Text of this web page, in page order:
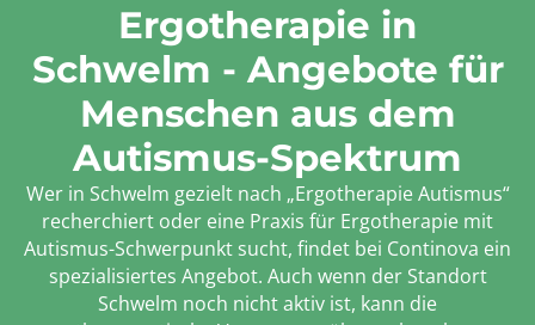
Ergotherapie in
Schwelm - Angebote für
Menschen aus dem
Autismus-Spektrum
Wer in Schwelm gezielt nach „Ergotherapie Autismus“
recherchiert oder eine Praxis für Ergotherapie mit
Autismus-Schwerpunkt sucht, findet bei Continova ein
spezialisiertes Angebot. Auch wenn der Standort
Schwelm noch nicht aktiv ist, kann die